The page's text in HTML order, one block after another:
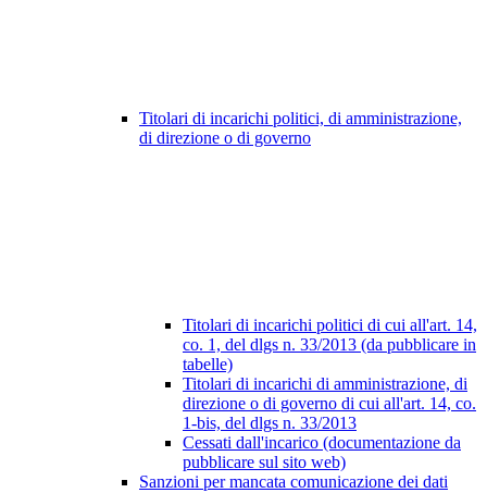
Titolari di incarichi politici, di amministrazione,
di direzione o di governo
Titolari di incarichi politici di cui all'art. 14,
co. 1, del dlgs n. 33/2013 (da pubblicare in
tabelle)
Titolari di incarichi di amministrazione, di
direzione o di governo di cui all'art. 14, co.
1-bis, del dlgs n. 33/2013
Cessati dall'incarico (documentazione da
pubblicare sul sito web)
Sanzioni per mancata comunicazione dei dati